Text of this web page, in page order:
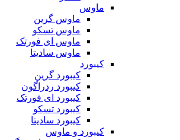
ماوس
ماوس گرین
ماوس تسکو
ماوس ای فورتک
ماوس سادیتا
کیبورد
کیبورد گرین
کیبورد ردراگون
کیبورد ای فورتک
کیبورد تسکو
کیبورد سادیتا
کیبورد و ماوس